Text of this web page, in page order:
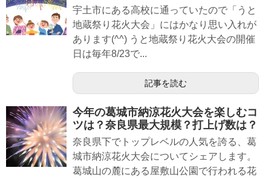
宇土市にある高校に通っていたので「うと
地蔵祭り花火大会」にはかなり思い入れが
あります(^^) うと地蔵祭り花火大会の開催
日は毎年8/23で...
記事を読む
今年の葛城市納涼花火大会を楽しむコ
ツは？奈良県最大規模？打上げ数は？
奈良県下でトップレベルの人気を誇る、葛
城市納涼花火大会についてシェアします。
葛城山の麓にある屋敷山公園で行われる花